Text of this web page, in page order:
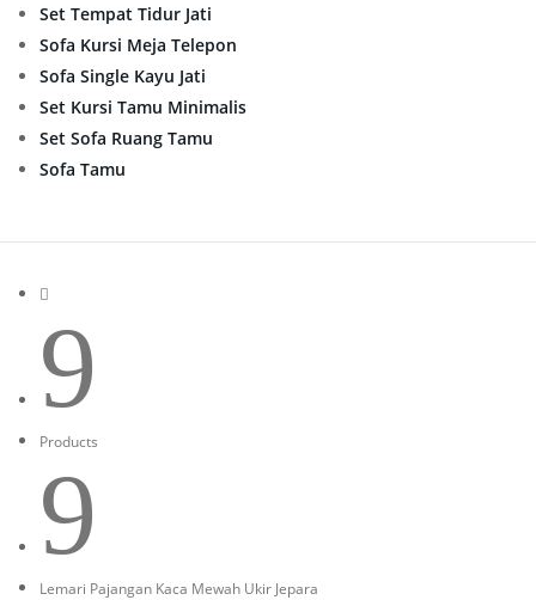
Set Tempat Tidur Jati
Sofa Kursi Meja Telepon
Sofa Single Kayu Jati
Set Kursi Tamu Minimalis
Set Sofa Ruang Tamu
Sofa Tamu

9
Products
9
Lemari Pajangan Kaca Mewah Ukir Jepara